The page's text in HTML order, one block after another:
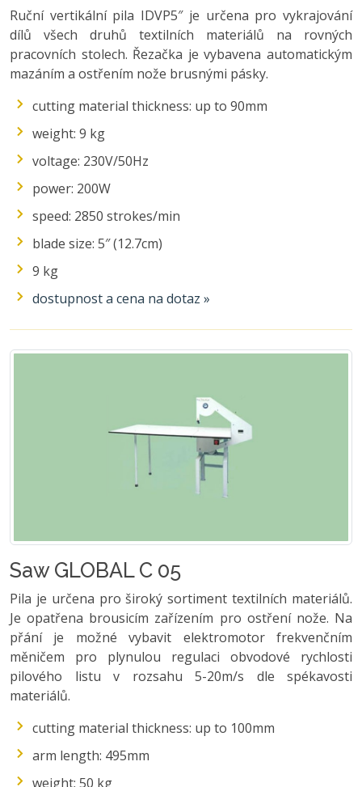
Ruční vertikální pila IDVP5″ je určena pro vykrajování
dílů všech druhů textilních materiálů na rovných
pracovních stolech. Řezačka je vybavena automatickým
mazáním a ostřením nože brusnými pásky.
cutting material thickness: up to 90mm
weight: 9 kg
voltage: 230V/50Hz
power: 200W
speed: 2850 strokes/min
blade size: 5″ (12.7cm)
9 kg
dostupnost a cena na dotaz »
Saw GLOBAL C 05
Pila je určena pro široký sortiment textilních materiálů.
Je opatřena brousicím zařízením pro ostření nože. Na
přání je možné vybavit elektromotor frekvenčním
měničem pro plynulou regulaci obvodové rychlosti
pilového listu v rozsahu 5-20m/s dle spékavosti
materiálů.
cutting material thickness: up to 100mm
arm length: 495mm
weight: 50 kg